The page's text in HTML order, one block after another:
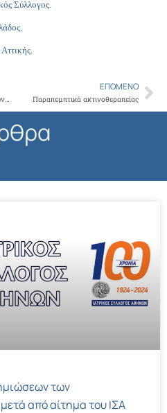
Σύλλογος.
Ο Ι.Σ.Α. κατάφερε την αναστολή των επιβληθεισών ποινών στους ουρολόγους για την συνταγογράφηση συγκεκριμένων σκευασμάτων
ΕΠΌΜΕΝΟ
Παραπεμπτικά ακτινοθεραπείας
των
από αίτημα του ΙΣΑ